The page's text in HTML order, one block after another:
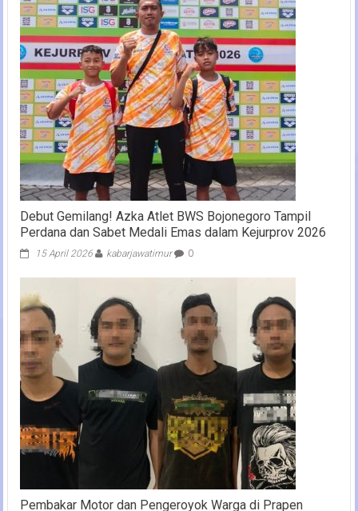
Debut Gemilang! Azka Atlet BWS Bojonegoro Tampil
Perdana dan Sabet Medali Emas dalam Kejurprov 2026
15 April 2026 kabarjawatimur 0
Pembakar Motor dan Pengeroyok Warga di Prapen